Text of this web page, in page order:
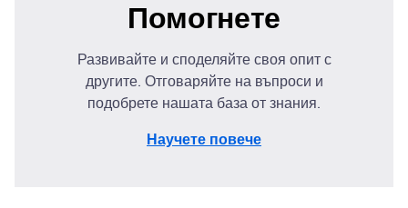
Помогнете
Развивайте и споделяйте своя опит с
другите. Отговаряйте на въпроси и
подобрете нашата база от знания.
Научете повече